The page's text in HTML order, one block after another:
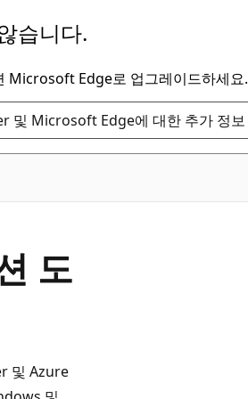
습니다.
Microsoft Edge로 업그레이드하세요.
및 Microsoft Edge에 대한 추가 정보
도
및 Azure